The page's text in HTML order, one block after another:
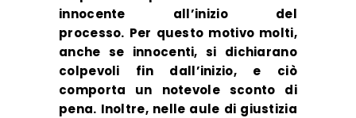
innocente all’inizio del
processo. Per questo motivo molti,
anche se innocenti, si dichiarano
colpevoli fin dall’inizio, e ciò
comporta un notevole sconto di
pena. Inoltre, nelle aule di giustizia